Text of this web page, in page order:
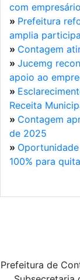
com
» Prefeitura
amplia
» Contagem
» Jucemg
apoio ao
»
Receita
» Contagem
de 2025
»
100% para
Prefeitura de